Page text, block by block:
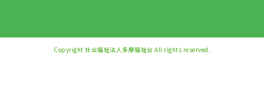
Copyright 社会福祉法人多摩福祉会 All rights reserved.